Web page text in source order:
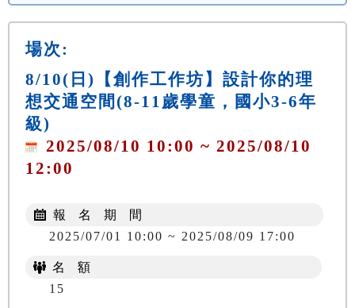
場次:
8/10(日)【創作工作坊】設計你的理
想交通空間(8-11歲學童，國小3-6年
級)
2025/08/10 10:00 ~ 2025/08/10
12:00
報 名 期 間
2025/07/01 10:00 ~ 2025/08/09 17:00
名 額
15